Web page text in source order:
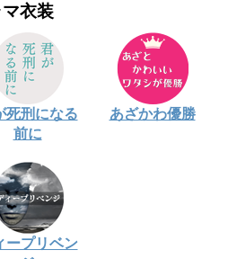
衣装
死刑になる
前に
あざかわ優勝
ープリベン